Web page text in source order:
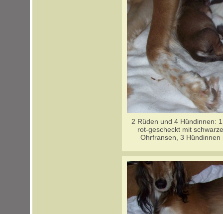
2 Rüden und 4 Hündinnen:
rot-gescheckt mit
Ohrfransen, 3